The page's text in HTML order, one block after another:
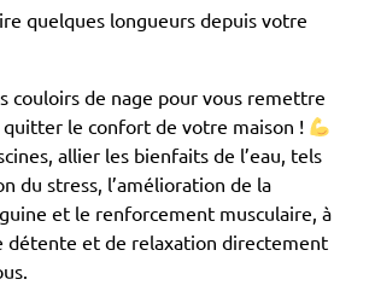
quelques longueurs depuis votre
couloirs de nage pour vous remettre
quitter le confort de votre maison !
allier les bienfaits de l’eau, tels
du stress, l’amélioration de la
et le renforcement musculaire, à
détente et de relaxation directement